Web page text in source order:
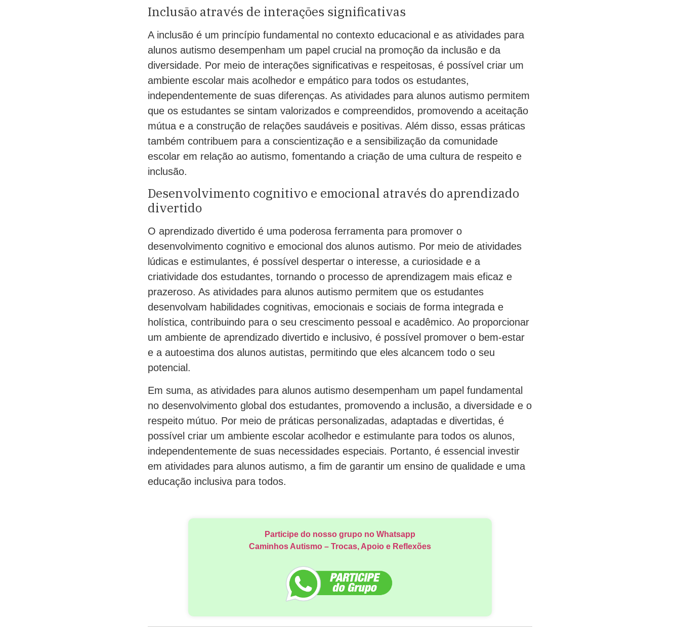
Inclusão através de interações significativas
A inclusão é um princípio fundamental no contexto educacional e as atividades para
alunos autismo desempenham um papel crucial na promoção da inclusão e da
diversidade. Por meio de interações significativas e respeitosas, é possível criar um
ambiente escolar mais acolhedor e empático para todos os estudantes,
independentemente de suas diferenças. As atividades para alunos autismo permitem
que os estudantes se sintam valorizados e compreendidos, promovendo a aceitação
mútua e a construção de relações saudáveis e positivas. Além disso, essas práticas
também contribuem para a conscientização e a sensibilização da comunidade
escolar em relação ao autismo, fomentando a criação de uma cultura de respeito e
inclusão.
Desenvolvimento cognitivo e emocional através do aprendizado
divertido
O aprendizado divertido é uma poderosa ferramenta para promover o
desenvolvimento cognitivo e emocional dos alunos autismo. Por meio de atividades
lúdicas e estimulantes, é possível despertar o interesse, a curiosidade e a
criatividade dos estudantes, tornando o processo de aprendizagem mais eficaz e
prazeroso. As atividades para alunos autismo permitem que os estudantes
desenvolvam habilidades cognitivas, emocionais e sociais de forma integrada e
holística, contribuindo para o seu crescimento pessoal e acadêmico. Ao proporcionar
um ambiente de aprendizado divertido e inclusivo, é possível promover o bem-estar
e a autoestima dos alunos autistas, permitindo que eles alcancem todo o seu
potencial.
Em suma, as atividades para alunos autismo desempenham um papel fundamental
no desenvolvimento global dos estudantes, promovendo a inclusão, a diversidade e o
respeito mútuo. Por meio de práticas personalizadas, adaptadas e divertidas, é
possível criar um ambiente escolar acolhedor e estimulante para todos os alunos,
independentemente de suas necessidades especiais. Portanto, é essencial investir
em atividades para alunos autismo, a fim de garantir um ensino de qualidade e uma
educação inclusiva para todos.
Participe do nosso grupo no Whatsapp
Caminhos Autismo – Trocas, Apoio e Reflexões